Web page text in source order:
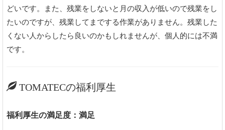
どいです。また、残業をしないと月の収入が低いので残業をし
たいのですが、残業してまでする作業がありません。残業した
くない人からしたら良いのかもしれませんが、個人的には不満
です。
TOMATECの福利厚生
福利厚生の満足度：満足